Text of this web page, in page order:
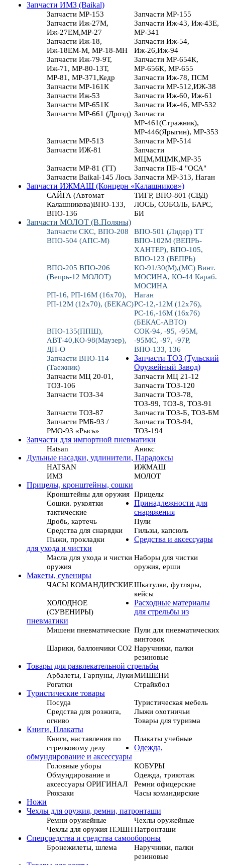
Запчасти ИМЗ (Baikal)
Запчасти МР-153
Запчасти МР-155
Запчасти Иж-27М,
Иж-27ЕМ,МР-27
Запчасти Иж-43, Иж-43Е,
МР-341
Запчасти Иж-18,
Иж-18ЕМ-М, МР-18-МН
Запчасти Иж-54,
Иж-26,Иж-94
Запчасти Иж-79-9Т,
Иж-71, МР-80-13Т,
МР-81, МР-371,Кедр
Запчасти МР-654К,
МР-656К, МР-655
Запчасти Иж-78, ПСМ
Запчасти МР-161К
Запчасти МР-512,ИЖ-38
Запчасти Иж-53
Запчасти Иж-60, Иж-61
Запчасти МР-651К
Запчасти Иж-46, МР-532
Запчасти МР-661 (Дрозд) Запчасти
МР-461(Стражник),
МР-446(Ярыгин), МР-353
Запчасти МР-513
Запчасти МР-514
Запчасти ИЖ-81
Запчасти
МЦМ,МЦМК,МР-35
Запчасти МР-81 (ТТ)
Запчасти ПБ-4 "ОСА"
Запчасти Baikal-145 Лось Запчасти МР-313, Наган
Запчасти ИЖМАШ (Концерн «Калашников»)
САЙГА (Автомат
Калашникова)ВПО-133,
ВПО-136
ТИГР, ВПО-801 (СВД)
ЛОСЬ, СОБОЛЬ, БАРС,
БИ
Запчасти МОЛОТ (В.Поляны)
Запчасти СКС, ВПО-208
ВПО-501 (Лидер) ТТ
ВПО-504 (АПС-М)
ВПО-102М (ВЕПРЬ-
ХАНТЕР), ВПО-105,
ВПО-123 (ВЕПРЬ)
ВПО-205 ВПО-206
(Вепрь-12 МОЛОТ)
КО-91/30(М),(МС) Винт.
МОСИНА, КО-44 Караб.
МОСИНА
РП-16, РП-16М (16х70),
РП-12М (12х70), (БЕКАС)
Наган
РС-12,-12М (12х76),
РС-16,-16М (16х76)
(БЕКАС-АВТО)
ВПО-135(ППШ),
АВТ-40,КО-98(Маузер),
ДП-О
СОК-94, -95, -95М,
-95МС, -97, -97Р,
ВПО-133, 136
Запчасти ВПО-114
(Таежник)
Запчасти ТОЗ (Тульский
Оружейный Завод)
Запчасти МЦ 20-01,
ТОЗ-106
Запчасти МЦ 21-12
Запчасти ТОЗ-120
Запчасти ТОЗ-34
Запчасти ТОЗ-78,
ТОЗ-99, ТОЗ-8, ТОЗ-91
Запчасти ТОЗ-87
Запчасти ТОЗ-Б, ТОЗ-БМ
Запчасти РМБ-93 /
РМО-93 «Рысь»
Запчасти ТОЗ-94,
ТОЗ-194
Запчасти для импортной пневматики
Hatsan
Аникс
Дульные насадки, удлинители, Парадоксы
HATSAN
ИЖМАШ
ИМЗ
МОЛОТ
Прицелы, кронштейны, сошки
Кронштейны для оружия Прицелы
Сошки. рукоятки
тактические
Принадлежности для
снаряжения
Дробь, картечь
Пули
Средства для снарядки
Гильзы, капсюль
Пыжи, прокладки
Средства и аксессуары
для ухода и чистки
Масла для ухода и чистки
оружия
Наборы для чистки
оружия, ерши
Макеты, сувениры
ЧАСЫ КОМАНДИРСКИЕШкатулки, футляры,
кейсы
ХОЛОДНОЕ
(СУВЕНИРЫ)
Расходные материалы
для стрельбы из
пневматики
Мишени пневматические Пули для пневматических
винтовок
Шарики, баллончики СО2 Наручники, палки
резиновые
Товары для развлекательной стрельбы
Арбалеты, Гарпуны, ЛукиМИШЕНИ
Рогатки
Страйкбол
Туристические товары
Посуда
Туристическая мебель
Средства для розжига,
огниво
Лыжи охотничьи
Товары для туризма
Книги, Плакаты
Книги, наставления по
стрелковому делу
Плакаты учебные
Одежда,
обмундирование и аксессуары
Головные уборы
КОБУРЫ
Обмундирование и
аксессуары ОРИГИНАЛ
Одежда, трикотаж
Ремни офицерские
Рюкзаки
Часы командирские
Ножи
Чехлы для оружия, ремни, патронташи
Ремни оружейные
Чехлы оружейные
Чехлы для оружия ПЭШНПатронташи
Спецсредства и средства самообороны
Бронежилеты, шлема
Наручники, палки
резиновые